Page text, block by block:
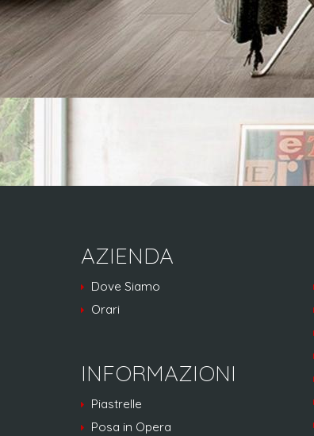
AZIENDA
Dove Siamo
Orari
INFORMAZIONI
Piastrelle
Posa in Opera